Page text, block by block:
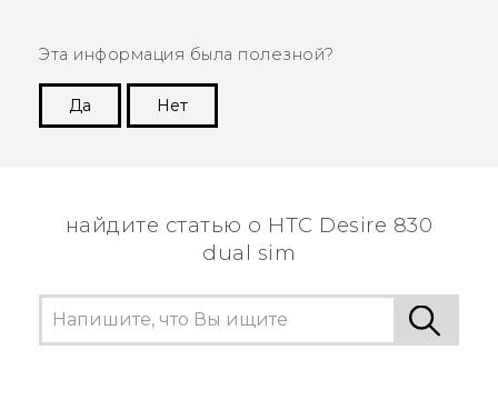
Эта информация была полезной?
Да
Нет
найдите статью о HTC Desire 830
dual sim